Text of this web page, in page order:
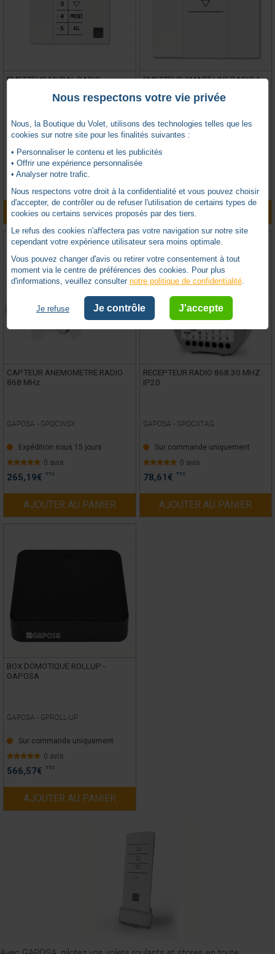
EMETTEUR MURAL RADIO
GAPOSA - GPQCTX02W
Expédition sous 15 jours
0 avis
AJOUTER AU PANIER
EMETTEUR SMART LINE RADIO 1
GAPOSA - GPQCTZ01W
Expédition sous 15 jours
AJOUTER AU PANIER
CAPTEUR ANEMOMETRE RADIO
868 MHz
GAPOSA - GPQCWSX
Expédition sous 15 jours
0 avis
265,19€ TTC
AJOUTER AU PANIER
RECEPTEUR RADIO 868.30 MHZ
IP20
GAPOSA - GPQCXTAG
Sur commande uniquement
0 avis
78,61 € TTC
AJOUTER AU PANIER
BOX DOMOTIQUE ROLLUP -
GAPOSA
GAPOSA - GPROLL-UP
Sur commande uniquement
0 avis
566,57€ TTC
AJOUTER AU PANIER
Nous respectons votre vie privée
Nous, la Boutique du Volet, utilisons des technologies telles que les
cookies sur notre site pour les finalités suivantes :
• Personnaliser le contenu et les publicités
• Offrir une expérience personnalisée
• Analyser notre trafic.
Nous respectons votre droit à la confidentialité et vous pouvez choisir
d'accepter, de contrôler ou de refuser l'utilisation de certains types de
cookies ou certains services proposés par des tiers.
Le refus des cookies n'affectera pas votre navigation sur notre site
cependant votre expérience utilisateur sera moins optimale.
Vous pouvez changer d'avis ou retirer votre consentement à tout
moment via le centre de préférences des cookies. Pour plus
d'informations, veuillez consulter notre politique de confidentialité.
Je refuse Je contrôle J'accepte